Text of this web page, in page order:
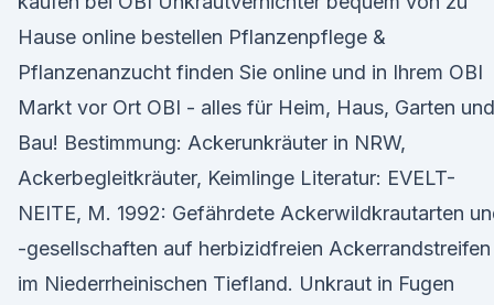
Hause online bestellen Pflanzenpflege &
Pflanzenanzucht finden Sie online und in Ihrem OBI
Markt vor Ort OBI - alles für Heim, Haus, Garten und
Bau! Bestimmung: Ackerunkräuter in NRW,
Ackerbegleitkräuter, Keimlinge Literatur: EVELT-
NEITE, M. 1992: Gefährdete Ackerwildkrautarten
-gesellschaften auf herbizidfreien Ackerrandstreifen
im Niederrheinischen Tiefland. Unkraut in Fugen